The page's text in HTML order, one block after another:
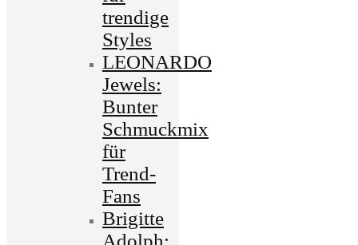
trendige
Styles
LEONARDO
Jewels:
Bunter
Schmuckmix
für
Trend-
Fans
Brigitte
Adolph: